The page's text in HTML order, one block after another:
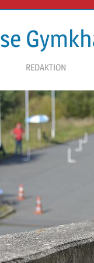
REDAKTION